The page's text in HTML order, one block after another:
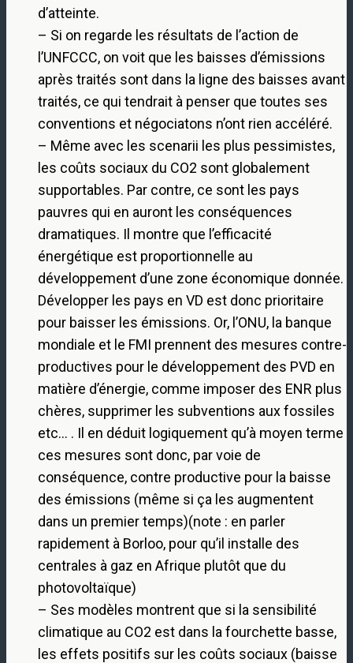
d’atteinte.
– Si on regarde les résultats de l’action de
l’UNFCCC, on voit que les baisses d’émissions
après traités sont dans la ligne des baisses avant
traités, ce qui tendrait à penser que toutes ses
conventions et négociatons n’ont rien accéléré.
– Même avec les scenarii les plus pessimistes,
les coûts sociaux du CO2 sont globalement
supportables. Par contre, ce sont les pays
pauvres qui en auront les conséquences
dramatiques. Il montre que l’efficacité
énergétique est proportionnelle au
développement d’une zone économique donnée.
Développer les pays en VD est donc prioritaire
pour baisser les émissions. Or, l’ONU, la banque
mondiale et le FMI prennent des mesures contre-
productives pour le développement des PVD en
matière d’énergie, comme imposer des ENR plus
chères, supprimer les subventions aux fossiles
etc… . Il en déduit logiquement qu’à moyen terme
ces mesures sont donc, par voie de
conséquence, contre productive pour la baisse
des émissions (même si ça les augmentent
dans un premier temps)(note : en parler
rapidement à Borloo, pour qu’il installe des
centrales à gaz en Afrique plutôt que du
photovoltaïque)
– Ses modèles montrent que si la sensibilité
climatique au CO2 est dans la fourchette basse,
les effets positifs sur les coûts sociaux (baisse